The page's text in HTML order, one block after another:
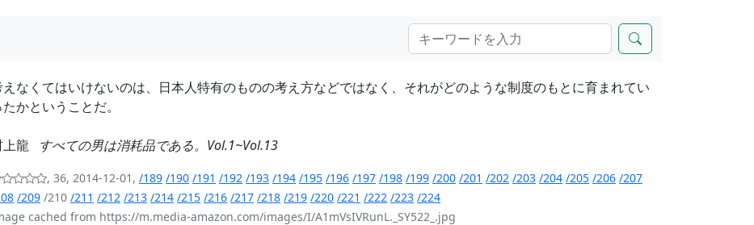
えなくてはいけないのは、日本人特有のものの考え方などではなく、それがどのような制度のもとに育まれてい
たかということだ。
上龍 すべての男は消耗品である。Vol.1~Vol.13
, 36, 2014-12-01, /189 /190 /191 /192 /193 /194 /195 /196 /197 /198 /199 /200 /201 /202 /203 /204 /205 /206 /207
/209 /210 /211 /212 /213 /214 /215 /216 /217 /218 /219 /220 /221 /222 /223 /224
cached from https://m.media-amazon.com/images/I/A1mVsIVRunL._SY522_.jpg